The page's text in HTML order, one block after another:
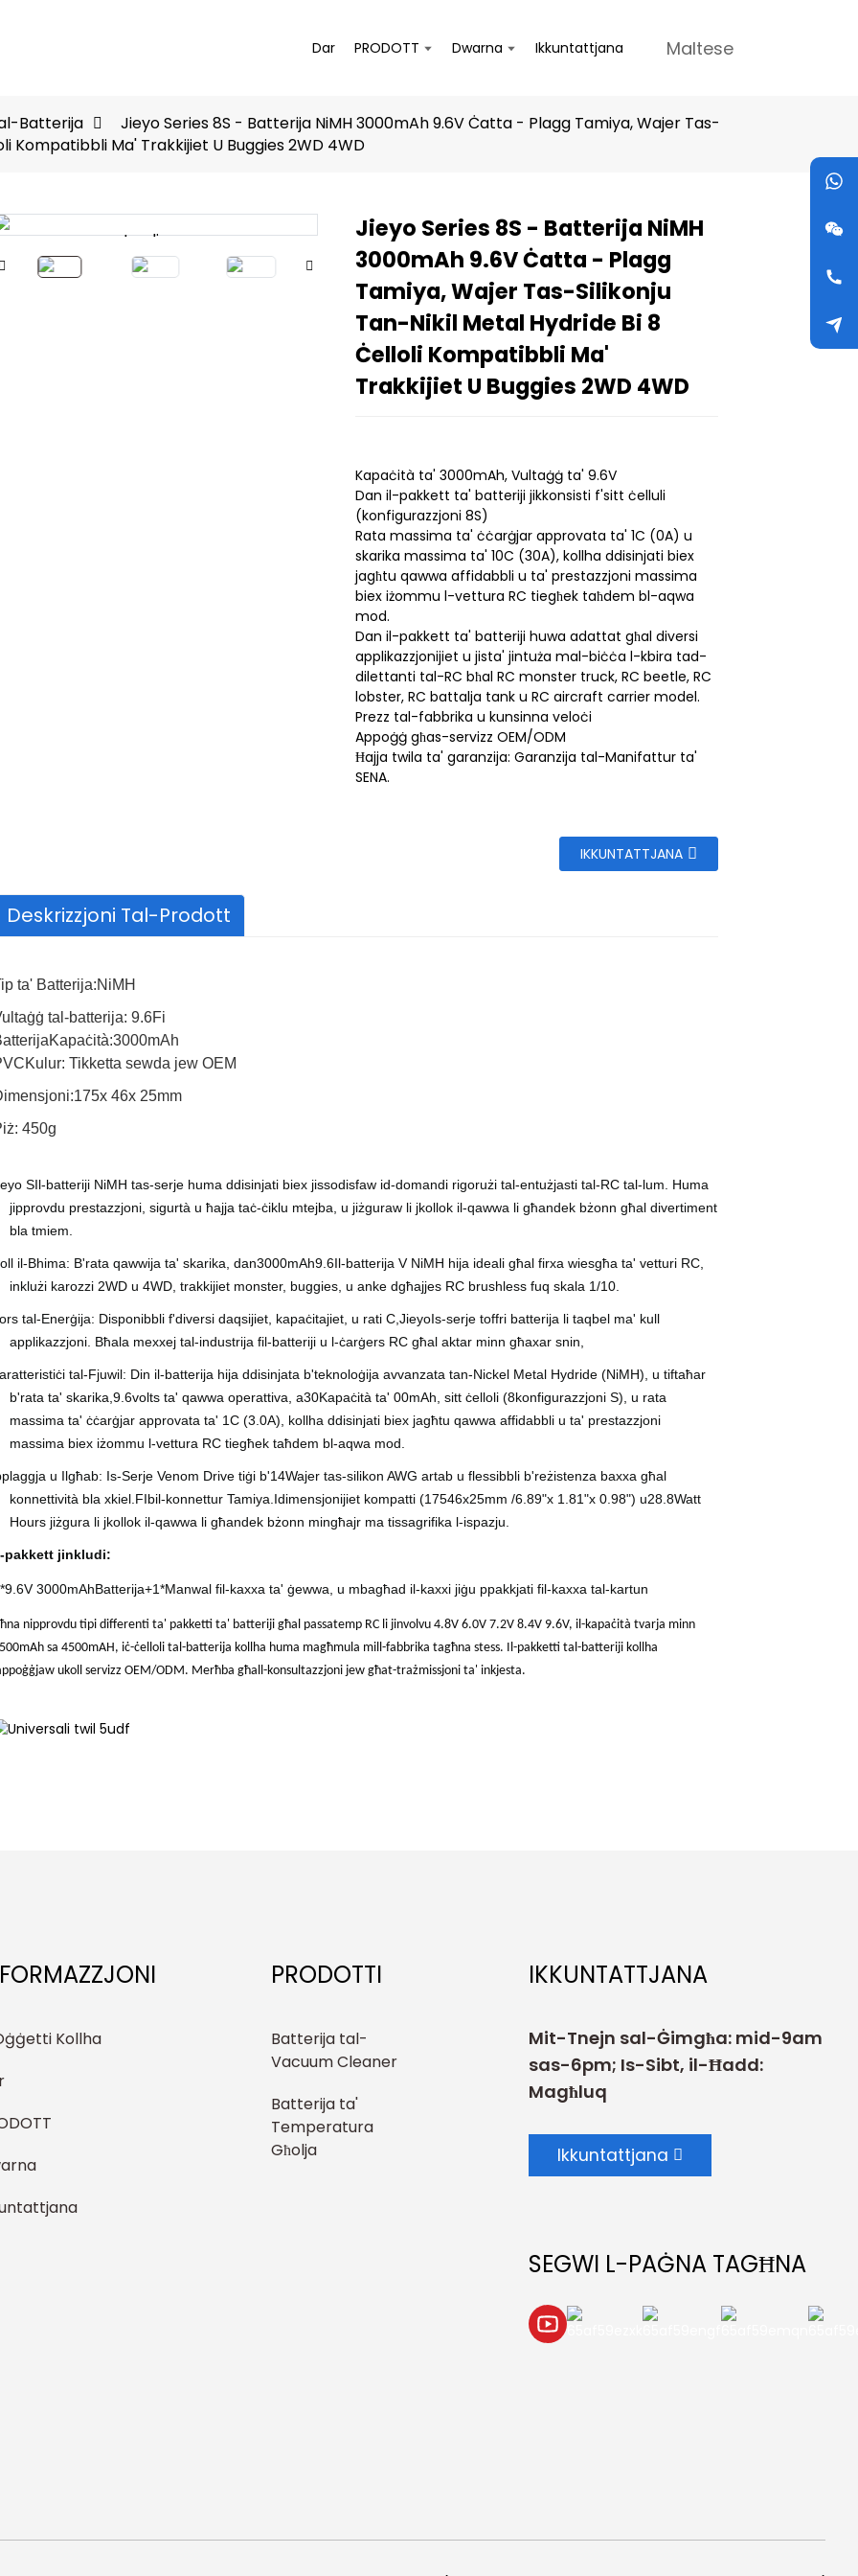
Dar PRODOTT Dwarna Ikkuntattjana Maltese
Batterija
Jieyo Series 8S - Batterija NiMH 3000mAh 9.6V Ċatta - Plagg Tamiya, Wajer Tas-
Kompatibbli Ma' Trakkijiet U Buggies 2WD 4WD
Loading...
Loading... Loading...
Loading... Loading...
Loading...
Jieyo Series 8S - Batterija NiMH
3000mAh 9.6V Ċatta - Plagg
Tamiya, Wajer Tas-Silikonju
Tan-Nikil Metal Hydride Bi 8
Ċelloli Kompatibbli Ma'
Trakkijiet U Buggies 2WD 4WD
Kapaċità ta' 3000mAh, Vultaġġ ta' 9.6V
Dan il-pakkett ta' batteriji jikkonsisti f'sitt ċelluli
(konfigurazzjoni 8S)
Rata massima ta' ċċarġjar approvata ta' 1C (0A) u
skarika massima ta' 10C (30A), kollha ddisinjati biex
jagħtu qawwa affidabbli u ta' prestazzjoni massima
biex iżommu l-vettura RC tiegħek taħdem bl-aqwa
mod.
Dan il-pakkett ta' batteriji huwa adattat għal diversi
applikazzjonijiet u jista' jintuża mal-biċċa l-kbira tad-
dilettanti tal-RC bħal RC monster truck, RC beetle, RC
lobster, RC battalja tank u RC aircraft carrier model.
Prezz tal-fabbrika u kunsinna veloċi
Appoġġ għas-servizz OEM/ODM
Ħajja twila ta' garanzija: Garanzija tal-Manifattur ta'
SENA.
IKKUNTATTJANA
Deskrizzjoni Tal-Prodott
Kapaċità
ta' Batterija:NiMH
tal-batterija: 9.6Fi
Kapaċità:3000mAh
Kulur: Tikketta sewda jew OEM
175x 46x 25mm
450g
SIl-batteriji NiMH tas-serje huma ddisinjati biex jissodisfaw id-domandi rigorużi tal-entużjasti tal-RC tal-lum. Huma
jipprovdu prestazzjoni, sigurtà u ħajja taċ-ċiklu mtejba, u jiżguraw li jkollok il-qawwa li għandek bżonn għal divertiment
bla tmiem.
il-Bhima: B'rata qawwija ta' skarika, dan3000mAh9.6Il-batterija V NiMH hija ideali għal firxa wiesgħa ta' vetturi RC,
inklużi karozzi 2WD u 4WD, trakkijiet monster, buggies, u anke dgħajjes RC brushless fuq skala 1/10.
tal-Enerġija: Disponibbli f'diversi daqsijiet, kapaċitajiet, u rati C, JieyoIs-serje toffri batterija li taqbel ma' kull
applikazzjoni. Bħala mexxej tal-industrija fil-batteriji u l-ċarġers RC għal aktar minn għaxar snin,
tal-Fjuwil: Din il-batterija hija ddisinjata b'teknoloġija avvanzata tan-Nickel Metal Hydride (NiMH), u tiftaħar
b'rata ta' skarika, 9.6volts ta' qawwa operattiva, a30Kapaċità ta' 00mAh, sitt ċelloli (8konfigurazzjoni S), u rata
massima ta' ċċarġjar approvata ta' 1C (3.0A), kollha ddisinjati biex jagħtu qawwa affidabbli u ta' prestazzjoni
massima biex iżommu l-vettura RC tiegħek taħdem bl-aqwa mod.
u Ilgħab: Is-Serje Venom Drive tiġi b'14Wajer tas-silikon AWG artab u flessibbli b'reżistenza baxxa għal
konnettività bla xkiel. FIbil-konnettur Tamiya.Idimensjonijiet kompatti (17546x25mm /6 89"x 1. 81"x 0.98") u28.8Watt
Hours jiżgura li jkollok il-qawwa li għandek bżonn mingħajr ma tissagrifika l-ispazju.
pakkett jinkludi:
9.6V 3000mAhBatterija+1*Manwal fil-kaxxa ta' ġewwa, u mbagħad il-kaxxi jiġu ppakkjati fil-kaxxa tal-kartun
nipprovdu tipi differenti ta' pakketti ta' batteriji għal passatemp RC li jinvolvu 4.8V 6.0V 7.2V 8.4V 9.6V, il-kapaċità tvarja minn
sa 4500mAH, iċ-ċelloli tal-batterija kollha huma magħmula mill-fabbrika tagħna stess. Il-pakketti tal-batteriji kollha
ukoll servizz OEM/ODM. Merħba għall-konsultazzjoni jew għat-trażmissjoni ta' inkjesta.
Kollha
PRODOTTI
Batterija tal-
Vacuum Cleaner
Batterija ta'
Temperatura
Għolja
IKKUNTATTJANA
Mit-Tnejn sal-Ġimgħa: mid-9am
sas-6pm; Is-Sibt, il-Ħadd:
Magħluq
Ikkuntattjana
SEGWI L-PAĠNA TAGĦNA